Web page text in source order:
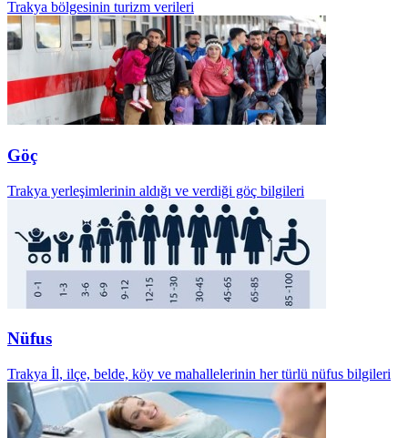
Trakya bölgesinin turizm verileri
Göç
Trakya yerleşimlerinin aldığı ve verdiği göç bilgileri
Nüfus
Trakya İl, ilçe, belde, köy ve mahallelerinin her türlü nüfus bilgileri